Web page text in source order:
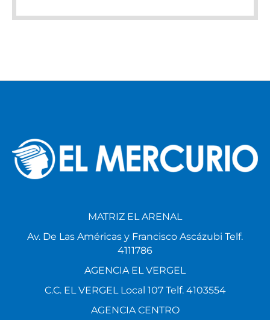
MATRIZ EL ARENAL
Av. De Las Américas y Francisco Ascázubi Telf.
4111786
AGENCIA EL VERGEL
C.C. EL VERGEL Local 107 Telf. 4103554
AGENCIA CENTRO